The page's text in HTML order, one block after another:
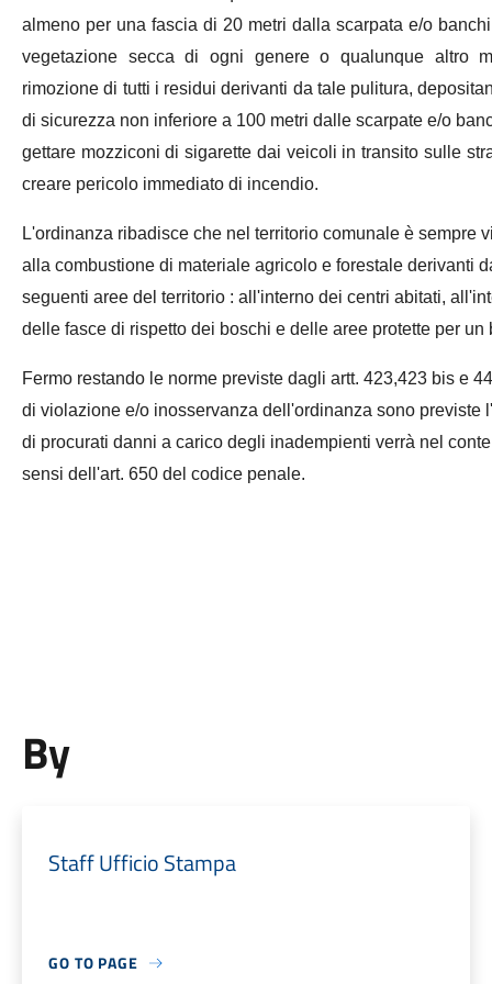
almeno per una fascia di 20 metri dalla scarpata e/o
vegetazione secca di ogni genere o qualunque altro
rimozione di tutti i residui derivanti da tale pulitura,
di sicurezza non inferiore a 100 metri dalle scarpate e/o
gettare mozziconi di sigarette dai veicoli in transito sulle
creare pericolo immediato di incendio.
L'ordinanza ribadisce che nel territorio comunale è sempre
alla combustione di materiale agricolo e forestale derivanti
seguenti aree del territorio : all'interno dei centri abitati,
delle fasce di rispetto dei boschi e delle aree protette per
Fermo restando le norme previste dagli artt. 423,423 bis e
di violazione e/o inosservanza dell'ordinanza sono
di procurati danni a carico degli inadempienti verrà nel
sensi dell'art. 650 del codice penale.
By
Staff Ufficio Stampa
GO TO PAGE